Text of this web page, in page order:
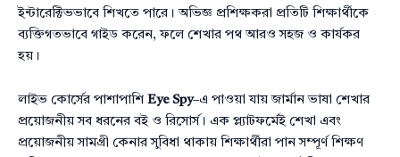
ইন্টারেক্টিভভাবে শিখতে পারে। অভিজ্ঞ প্রশিক্ষকরা প্রতিটি শিক্ষার্থীকে
ব্যক্তিগতভাবে গাইড করেন, ফলে শেখার পথ আরও সহজ ও কার্যকর
হয়।
লাইভ কোর্সের পাশাপাশি Eye Spy–এ পাওয়া যায় জার্মান ভাষা শেখার
প্রয়োজনীয় সব ধরনের বই ও রিসোর্স। এক প্ল্যাটফর্মেই শেখা এবং
প্রয়োজনীয় সামগ্রী কেনার সুবিধা থাকায় শিক্ষার্থীরা পান সম্পূর্ণ শিক্ষণ